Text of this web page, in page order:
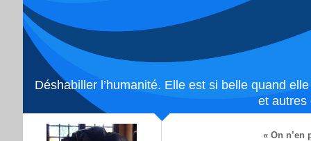
Déshabiller l’humanité. Elle est si belle quand
et autres
« On n’en